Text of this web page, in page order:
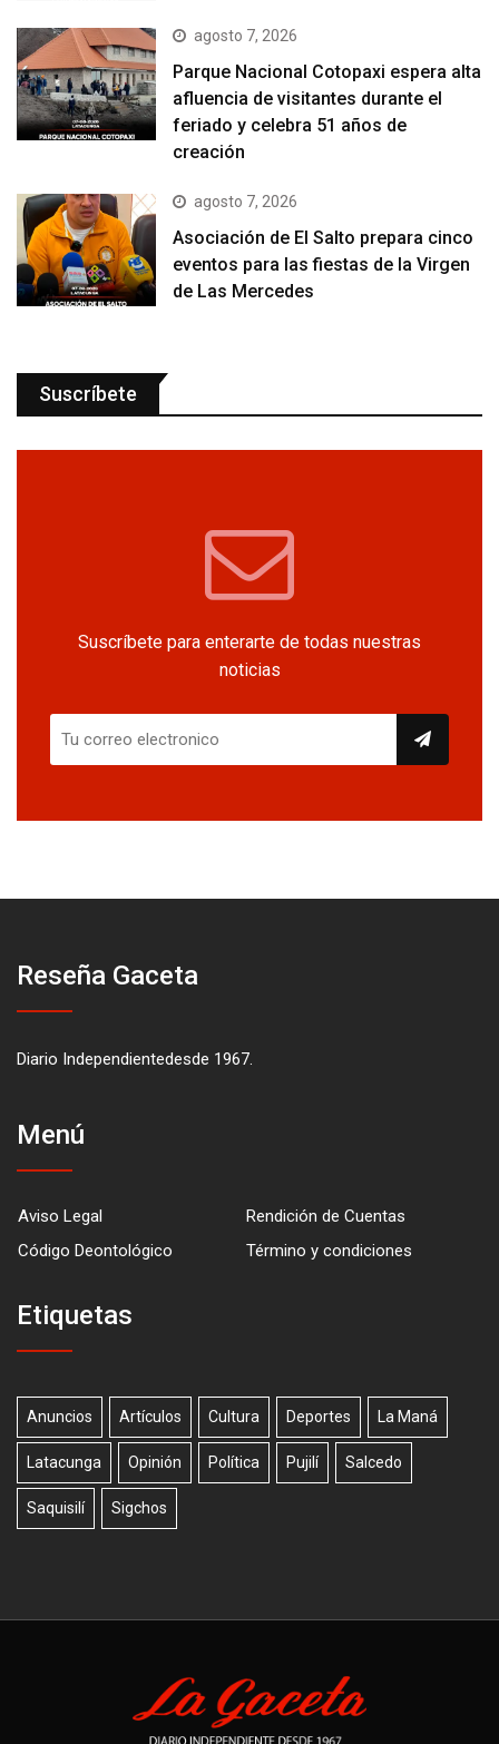
agosto 7, 2026
Parque Nacional Cotopaxi espera alta
afluencia de visitantes durante el
feriado y celebra 51 años de
creación
agosto 7, 2026
Asociación de El Salto prepara cinco
eventos para las fiestas de la Virgen
de Las Mercedes
Suscríbete
Suscríbete para enterarte de todas nuestras
noticias
Reseña Gaceta
Diario Independientedesde 1967.
Menú
Aviso Legal
Rendición de Cuentas
Código Deontológico
Término y condiciones
Etiquetas
Anuncios Artículos Cultura Deportes La Maná
Latacunga Opinión Política Pujilí Salcedo
Saquisilí Sigchos